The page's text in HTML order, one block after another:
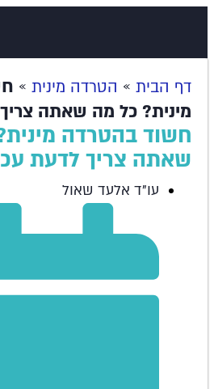
דף הבית » הטרדה מינית »
מינית? כל מה שאתה
חשוד בהטרדה
שאתה צריך לדעת
עו"ד אלעד שאול